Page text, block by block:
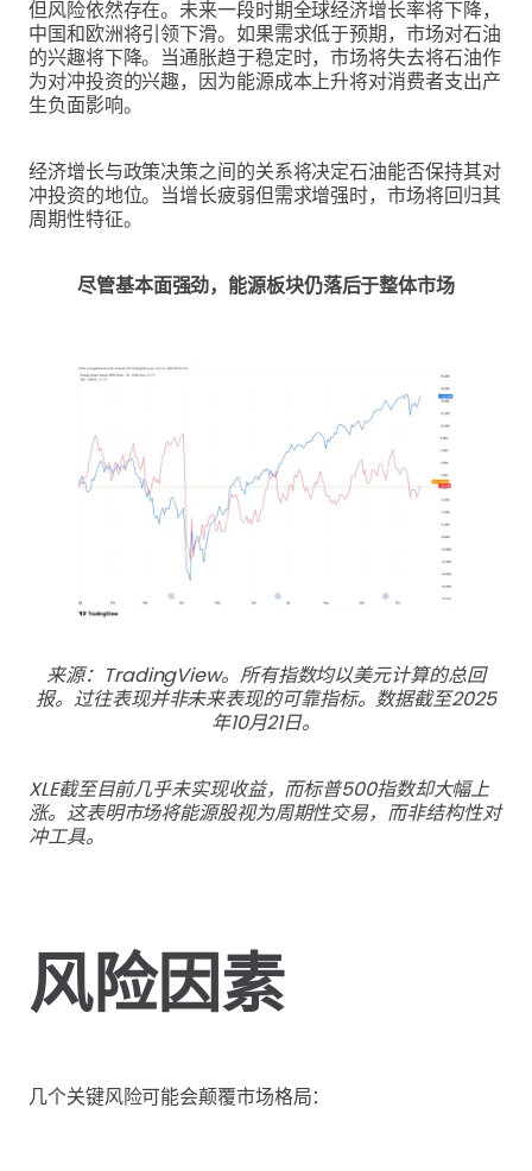
但风险依然存在。未来一段时期全球经济增长率将下降，
中国和欧洲将引领下滑。如果需求低于预期，市场对石油
的兴趣将下降。当通胀趋于稳定时，市场将失去将石油作
为对冲投资的兴趣，因为能源成本上升将对消费者支出产
生负面影响。
经济增长与政策决策之间的关系将决定石油能否保持其对
冲投资的地位。当增长疲弱但需求增强时，市场将回归其
周期性特征。
尽管基本面强劲，能源板块仍落后于整体市场
来源：TradingView。所有指数均以美元计算的总回
报。过往表现并非未来表现的可靠指标。数据截至2025
年10月21日。
XLE截至目前几乎未实现收益，而标普500指数却大幅上
涨。这表明市场将能源股视为周期性交易，而非结构性对
冲工具。
风险因素
几个关键风险可能会颠覆市场格局：